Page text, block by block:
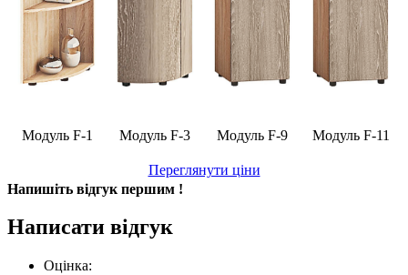
Модуль F-1 Модуль F-3 Модуль F-9 Модуль F-11
Переглянути ціни
Напишіть відгук першим !
Написати відгук
Оцінка: